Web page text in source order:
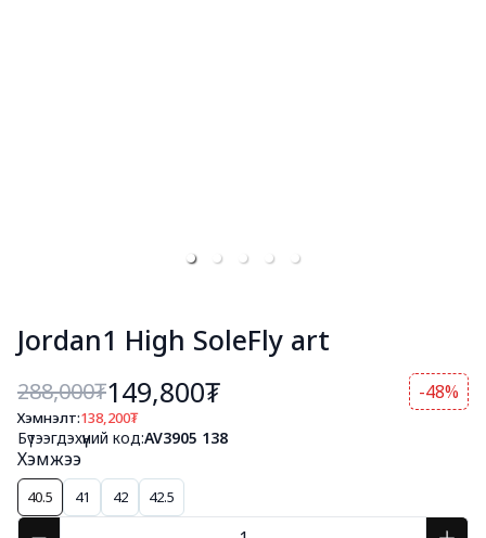
Jordan1 High SoleFly art
288,000₮149,800₮ -48%
Хэмнэлт:138,200₮
Бүтээгдэхүүний код:AV3905 138
Хэмжээ
40.5 41 42 42.5